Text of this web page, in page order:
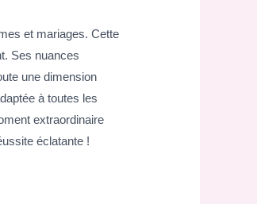
et mariages. Cette
Ses nuances
une dimension
à toutes les
extraordinaire
éclatante !